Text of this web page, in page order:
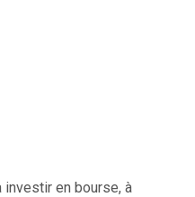
en bourse, à